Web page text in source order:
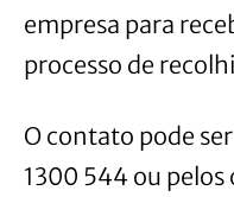
empresa para
processo de
O contato pode
1300 544 ou pelos